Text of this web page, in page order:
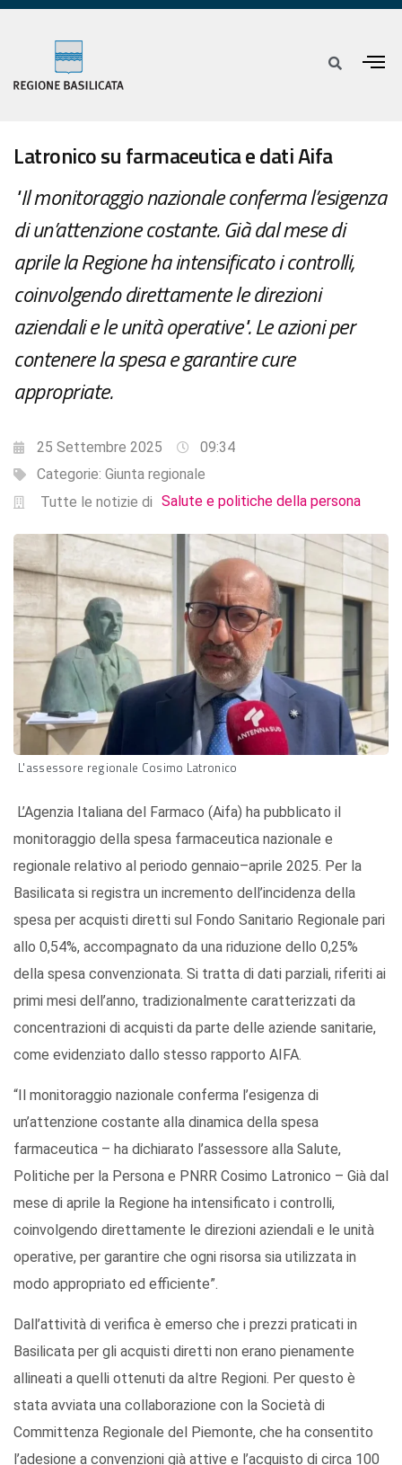
Latronico su farmaceutica e dati Aifa
"Il monitoraggio nazionale conferma l’esigenza
di un’attenzione costante. Già dal mese di
aprile la Regione ha intensificato i controlli,
coinvolgendo direttamente le direzioni
aziendali e le unità operative". Le azioni per
contenere la spesa e garantire cure
appropriate.
25 Settembre 2025
09:34
Categorie: Giunta regionale
Tutte le notizie di Salute e politiche della persona
L'assessore regionale Cosimo Latronico
L’Agenzia Italiana del Farmaco (Aifa) ha pubblicato il
monitoraggio della spesa farmaceutica nazionale e
regionale relativo al periodo gennaio–aprile 2025. Per la
Basilicata si registra un incremento dell’incidenza della
spesa per acquisti diretti sul Fondo Sanitario Regionale pari
allo 0,54%, accompagnato da una riduzione dello 0,25%
della spesa convenzionata. Si tratta di dati parziali, riferiti ai
primi mesi dell’anno, tradizionalmente caratterizzati da
concentrazioni di acquisti da parte delle aziende sanitarie,
come evidenziato dallo stesso rapporto AIFA.
“Il monitoraggio nazionale conferma l’esigenza di
un’attenzione costante alla dinamica della spesa
farmaceutica – ha dichiarato l’assessore alla Salute,
Politiche per la Persona e PNRR Cosimo Latronico – Già dal
mese di aprile la Regione ha intensificato i controlli,
coinvolgendo direttamente le direzioni aziendali e le unità
operative, per garantire che ogni risorsa sia utilizzata in
modo appropriato ed efficiente”.
Dall’attività di verifica è emerso che i prezzi praticati in
Basilicata per gli acquisti diretti non erano pienamente
allineati a quelli ottenuti da altre Regioni. Per questo è
stata avviata una collaborazione con la Società di
Committenza Regionale del Piemonte, che ha consentito
l’adesione a convenzioni già attive e l’acquisto di circa 100